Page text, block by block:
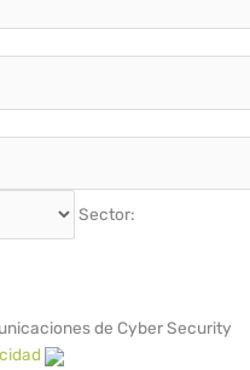
Sector:
de Cyber Security